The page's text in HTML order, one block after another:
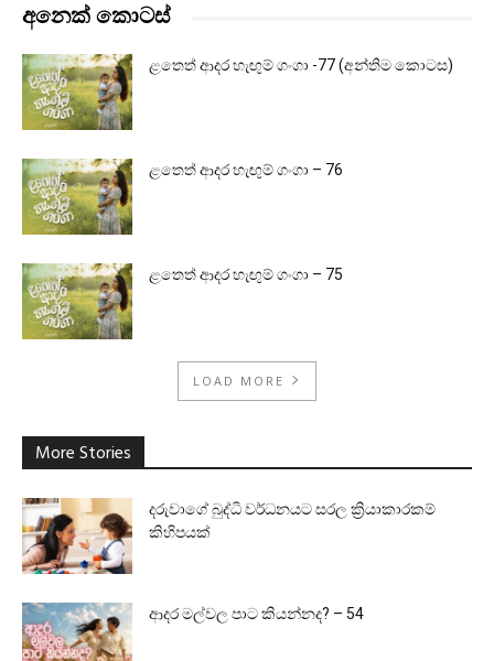
අනෙක් කොටස්
ළතෙත් ආදර හැඟුම් ගංගා -77 (අන්තිම කොටස)
ළතෙත් ආදර හැඟුම් ගංගා – 76
ළතෙත් ආදර හැඟුම් ගංගා – 75
LOAD MORE
More Stories
දරුවාගේ බුද්ධි වර්ධනයට සරල ක්‍රියාකාරකම්
කිහිපයක්
ආදර මල්වල පාට කියන්නද? – 54